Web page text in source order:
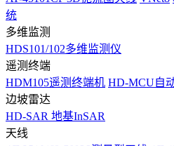
统
多维监测
HDS101/102多维监测仪
遥测终端
HDM105遥测终端机 HD-MCU自
边坡雷达
HD-SAR 地基InSAR
天线